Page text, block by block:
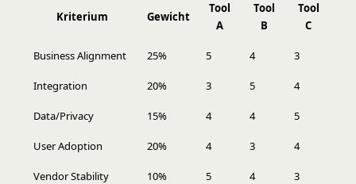
Kriterium Gewicht
Tool
A
Tool
B
Tool
C
Business Alignment 25% 5 4 3
Integration 20% 3 5 4
Data/Privacy 15% 4 4 5
User Adoption 20% 4 3 4
Vendor Stability 10% 5 4 3